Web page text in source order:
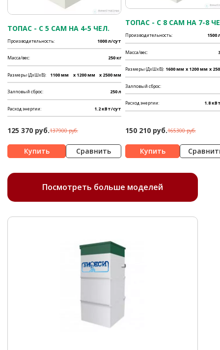
ТОПАС - C 5 САМ НА 4-5 ЧЕЛ.
Производительность: 1000 л/сут
Масса/вес: 250 кг
Размеры (ДхШхВ): 1100 мм x 1200 мм x 2500 мм
Залповый сброс: 250 л
Расход энергии: 1.2 кВт/сут
125 370 руб.137900 руб.
Сравнить
ТОПАС - C 8 САМ НА 7-8
Производительность: 1500
Масса/вес:
Размеры (ДхШхВ): 1600 мм x 1200 мм x
Залповый сброс:
Расход энергии: 1.8
150 210 руб.165300 руб.
Посмотреть больше моделей